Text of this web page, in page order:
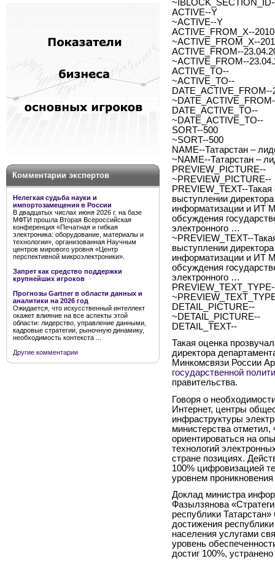
Комментарии экспертов
Нелегкая судьба науки и
импортозамещения в России
В двадцатых числах июня 2026 г. на базе
МФТИ прошла Вторая Всероссийская
конференция «Печатная и гибкая
электроника: оборудование, материалы и
технологии», организованная Научным
центров мирового уровня «Центр
перспективной микроэлектроники».
Запрет как средство поддержки
крупнейших игроков
Прогнозы Gartner в области данных и
аналитики на 2026 год
Ожидается, что искусственный интеллект
окажет влияние на все аспекты этой
области: лидерство, управление данными,
кадровые стратегии, рыночную динамику,
необходимость контекста ...
Другие комментарии
ACTIVE--Y
~ACTIVE--Y
ACTIVE_FROM_X--
~ACTIVE_FROM_X--
ACTIVE_FROM--
~ACTIVE_FROM--
ACTIVE_TO--
~ACTIVE_TO--
DATE_ACTIVE_FROM--
DATE_ACTIVE_TO--
~DATE_ACTIVE_TO--
SORT--500
~SORT--500
NAME--Татарстан –
~NAME--Татарстан –
PREVIEW_PICTURE--
~PREVIEW_PICTURE--
PREVIEW_TEXT--
выступлении
информатизации и ИТ
обсуждения
электронного …
~PREVIEW_TEXT--
выступлении
информатизации и ИТ
обсуждения
электронного …
DETAIL_PICTURE--
~DETAIL_PICTURE--
DETAIL_TEXT--
Такая оценка
директора
Минкомсвязи России
государственной
правительства.
Говоря о
Интернет, центры
инфраструктуры
министерства отметил,
ориентироваться на
технологий
стране позициях.
100% цифровизацией
уровнем
Доклад министра
Фазылзянова
республики
достижения
населения услугами
уровень
достиг 100%,